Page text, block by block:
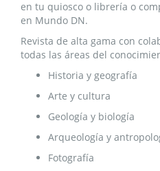
en tu quiosco o librería o
en Mundo DN.
Revista de alta gama con
todas las áreas del
Historia y geografía
Arte y cultura
Geología y biología
Arqueología y
Fotografía